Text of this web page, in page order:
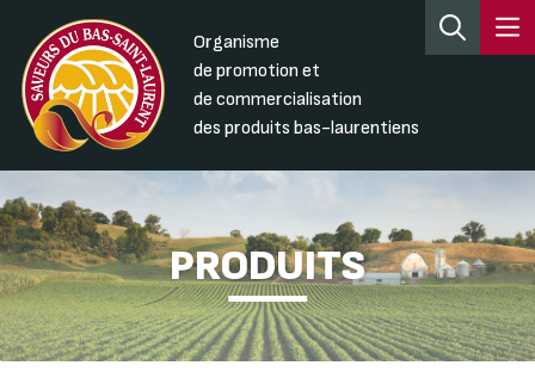
Organisme
de promotion et
de commercialisation
des produits bas-laurentiens
PRODUITS